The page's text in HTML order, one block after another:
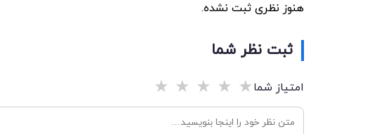
هنوز نظری ثبت نشده.
ثبت نظر شما
امتیاز شما★
★
★
★
★